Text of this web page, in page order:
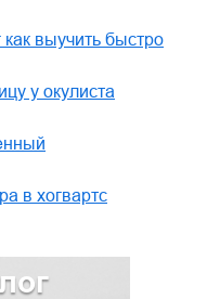
как выучить быстро
у окулиста
в хогвартс